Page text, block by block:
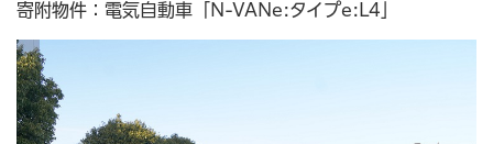
寄附物件：電気自動車「N-VANe:タイプe:L4」